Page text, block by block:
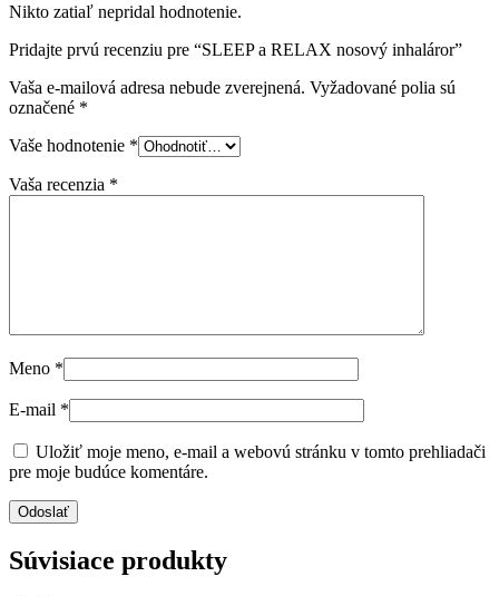
Nikto zatiaľ nepridal hodnotenie.
Pridajte prvú recenziu pre “SLEEP a RELAX nosový inhaláror”
Vaša e-mailová adresa nebude zverejnená. Vyžadované polia sú
označené *
Vaše hodnotenie *
Vaša recenzia *
Meno *
E-mail *
Uložiť moje meno, e-mail a webovú stránku v tomto prehliadači
pre moje budúce komentáre.
Súvisiace produkty